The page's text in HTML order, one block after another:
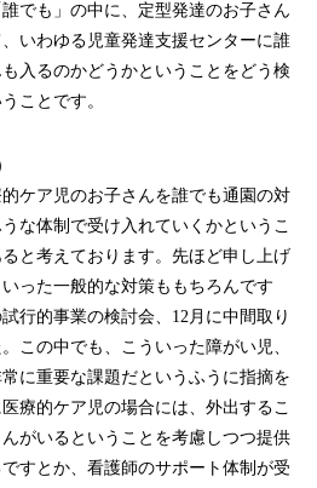
でも」の中に、定型発達のお子さん
いわゆる児童発達支援センターに誰
入るのかどうかということをどう検
ことです。
ケア児のお子さんを誰でも通園の対
な体制で受け入れていくかというこ
と考えております。先ほど申し上げ
った一般的な対策ももちろんです
行的事業の検討会、12月に中間取り
この中でも、こういった障がい児、
に重要な課題だというふうに指摘を
療的ケア児の場合には、外出するこ
がいるということを考慮しつつ提供
すとか、看護師のサポート体制が受